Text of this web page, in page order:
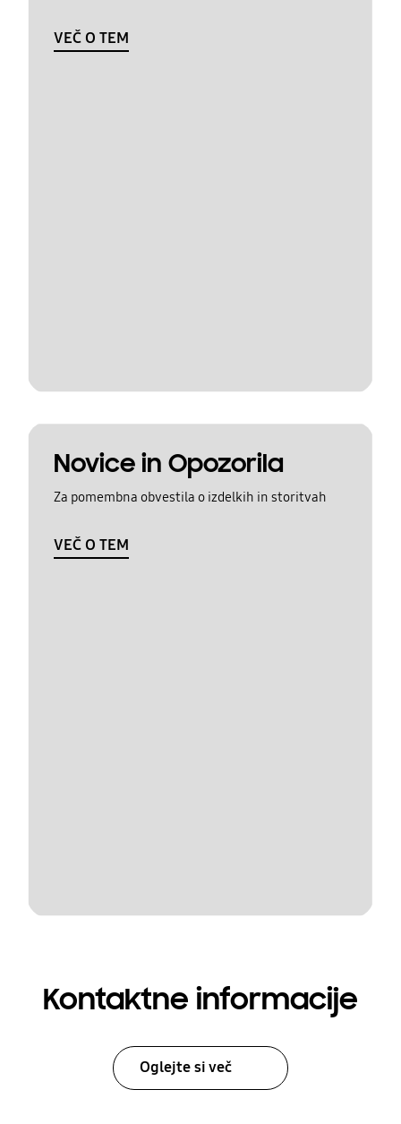
VEČ O TEM
Novice in Opozorila
Za pomembna obvestila o izdelkih in storitvah
VEČ O TEM
Kontaktne informacije
Oglejte si več